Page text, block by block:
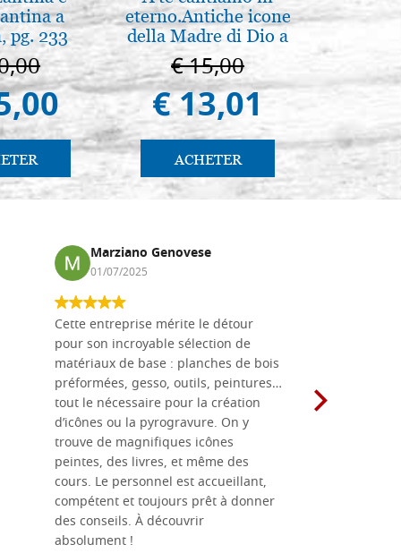
a
pg. 233
eterno.Antiche icone
della Madre di Dio a
Vladimir e Suzdal
(libro-cal. 2019))
€ 15,00
€ 13,01
ACHETER
€
Marziano Genovese
01/07/2025
Cette entreprise mérite le détour
pour son incroyable sélection de
matériaux de base : planches de bois
préformées, gesso, outils, peintures…
tout le nécessaire pour la création
d’icônes ou la pyrogravure. On y
trouve de magnifiques icônes
peintes, des livres, et même des
cours. Le personnel est accueillant,
compétent et toujours prêt à donner
des conseils. À découvrir
absolument !